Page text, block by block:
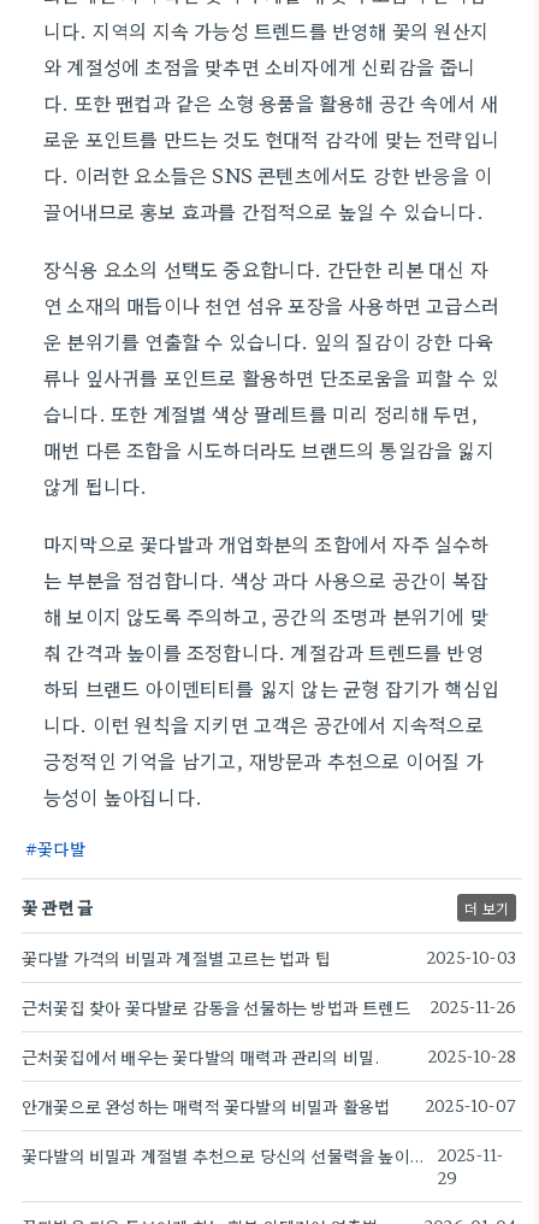
니다. 지역의 지속 가능성 트렌드를 반영해 꽃의 원산지
와 계절성에 초점을 맞추면 소비자에게 신뢰감을 줍니
다. 또한 팬컵과 같은 소형 용품을 활용해 공간 속에서 새
로운 포인트를 만드는 것도 현대적 감각에 맞는 전략입니
다. 이러한 요소들은 SNS 콘텐츠에서도 강한 반응을 이
끌어내므로 홍보 효과를 간접적으로 높일 수 있습니다.
장식용 요소의 선택도 중요합니다. 간단한 리본 대신 자
연 소재의 매듭이나 천연 섬유 포장을 사용하면 고급스러
운 분위기를 연출할 수 있습니다. 잎의 질감이 강한 다육
류나 잎사귀를 포인트로 활용하면 단조로움을 피할 수 있
습니다. 또한 계절별 색상 팔레트를 미리 정리해 두면,
매번 다른 조합을 시도하더라도 브랜드의 통일감을 잃지
않게 됩니다.
마지막으로 꽃다발과 개업화분의 조합에서 자주 실수하
는 부분을 점검합니다. 색상 과다 사용으로 공간이 복잡
해 보이지 않도록 주의하고, 공간의 조명과 분위기에 맞
춰 간격과 높이를 조정합니다. 계절감과 트렌드를 반영
하되 브랜드 아이덴티티를 잃지 않는 균형 잡기가 핵심입
니다. 이런 원칙을 지키면 고객은 공간에서 지속적으로
긍정적인 기억을 남기고, 재방문과 추천으로 이어질 가
능성이 높아집니다.
꽃다발
꽃 관련 글 더 보기
꽃다발 가격의 비밀과 계절별 고르는 법과 팁 2025-10-03
근처꽃집 찾아 꽃다발로 감동을 선물하는 방법과 트렌드 2025-11-26
근처꽃집에서 배우는 꽃다발의 매력과 관리의 비밀. 2025-10-28
안개꽃으로 완성하는 매력적 꽃다발의 비밀과 활용법 2025-10-07
꽃다발의 비밀과 계절별 추천으로 당신의 선물력을 높이는 방법
2025-11-
29